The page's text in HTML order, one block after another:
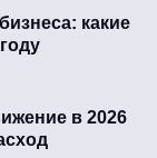
какие
в 2026